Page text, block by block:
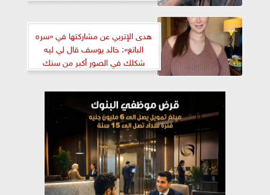
هدى الإتربي عن مشاركتها في «سره
الباتع»: خالد يوسف قال لي ليه
شكلك في الصور أكبر من سنك